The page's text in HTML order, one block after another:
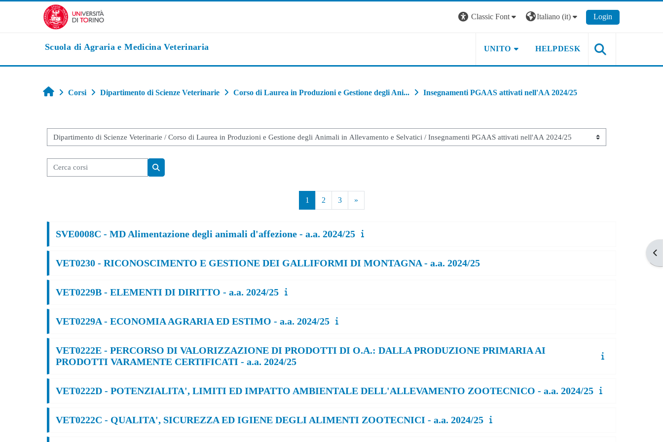
Vai al contenuto principale
Classic Font
Italiano ‎(it)‎ Login
Scuola di Agraria e Medicina Veterinaria UNITO HELPDESK
Home
Corsi Dipartimento di Scienze Veterinarie Corso di Laurea in Produzioni e Gestione degli Ani... Insegnamenti PGAAS attivati nell'AA 2024/25
Categorie di corso
Cerca corsi
1 Pagina 1
2Pagina 2
3Pagina 3
»Pagina successiva
SVE0008C - MD Alimentazione degli animali d'affezione - a.a. 2024/25
VET0230 - RICONOSCIMENTO E GESTIONE DEI GALLIFORMI DI MONTAGNA - a.a. 2024/25
VET0229B - ELEMENTI DI DIRITTO - a.a. 2024/25
VET0229A - ECONOMIA AGRARIA ED ESTIMO - a.a. 2024/25
VET0222E - PERCORSO DI VALORIZZAZIONE DI PRODOTTI DI O.A.: DALLA PRODUZIONE PRIMARIA AI
PRODOTTI VARAMENTE CERTIFICATI - a.a. 2024/25
VET0222D - POTENZIALITA', LIMITI ED IMPATTO AMBIENTALE DELL'ALLEVAMENTO ZOOTECNICO - a.a. 2024/25
VET0222C - QUALITA', SICUREZZA ED IGIENE DEGLI ALIMENTI ZOOTECNICI - a.a. 2024/25